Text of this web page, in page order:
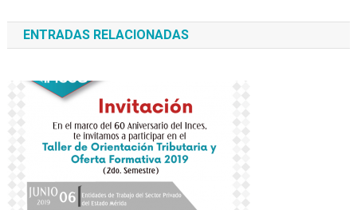
de
entradas
ENTRADAS RELACIONADAS